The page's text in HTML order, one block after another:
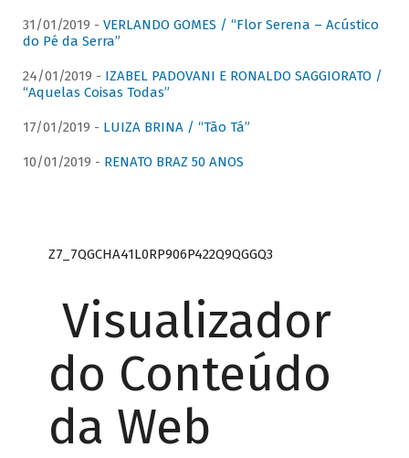
31/01/2019 - VERLANDO GOMES / “Flor Serena – Acústico
do Pé da Serra”
24/01/2019 - IZABEL PADOVANI E RONALDO SAGGIORATO /
“Aquelas Coisas Todas”
17/01/2019 - LUIZA BRINA / “Tão Tá”
10/01/2019 - RENATO BRAZ 50 ANOS
Z7_7QGCHA41L0RP906P422Q9QGGQ3
Visualizador
do Conteúdo
da Web